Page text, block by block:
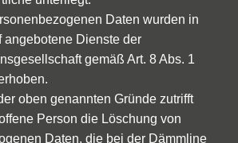
Daten wurden in
angebotene Dienste der
gemäß Art. 8 Abs. 1
oben genannten Gründe zutrifft
Person die Löschung von
Daten, die bei der Dämmline